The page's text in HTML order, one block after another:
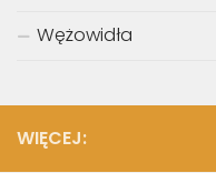
Wężowidła
WIĘCEJ: